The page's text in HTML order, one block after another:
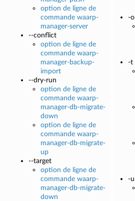
option de ligne de
commande waarp-
manager-server
--conflict
option de ligne de
commande waarp-
manager-backup-
import
--dry-run
option de ligne de
commande waarp-
manager-db-migrate-
down
option de ligne de
commande waarp-
manager-db-migrate-
up
--target
option de ligne de
commande waarp-
manager-db-migrate-
down
-o
-t
-u